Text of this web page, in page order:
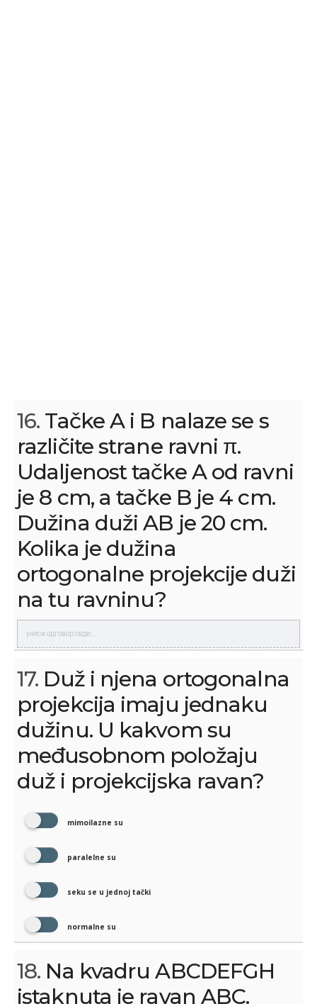
16. Tačke A i B nalaze se s
različite strane ravni π.
Udaljenost tačke A od ravni
je 8 cm, a tačke B je 4 cm.
Dužina duži AB je 20 cm.
Kolika je dužina
ortogonalne projekcije duži
na tu ravninu?
17. Duž i njena ortogonalna
projekcija imaju jednaku
dužinu. U kakvom su
međusobnom položaju
duž i projekcijska ravan?
mimoilazne su
paralelne su
seku se u jednoj tački
normalne su
18. Na kvadru ABCDEFGH
istaknuta je ravan ABC.